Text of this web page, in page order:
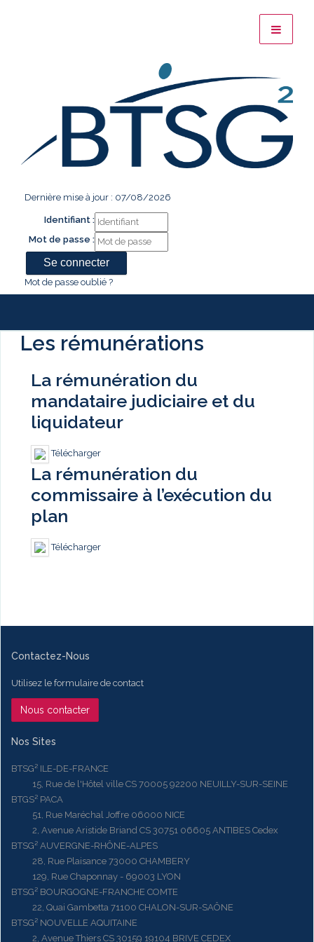
Dernière mise à jour : 07/08/2026
Identifiant :
Mot de passe :
Mot de passe oublié ?
Les rémunérations
La rémunération du
mandataire judiciaire et du
liquidateur
Télécharger
La rémunération du
commissaire à l’exécution du
plan
Télécharger
Contactez-Nous
Utilisez le formulaire de contact
Nous contacter
Nos Sites
BTSG² ILE-DE-FRANCE
15, Rue de l'Hôtel ville CS 70005 92200 NEUILLY-SUR-SEINE
BTGS² PACA
51, Rue Maréchal Joffre 06000 NICE
2, Avenue Aristide Briand CS 30751 06605 ANTIBES Cedex
BTSG² AUVERGNE-RHÔNE-ALPES
28, Rue Plaisance 73000 CHAMBERY
129, Rue Chaponnay - 69003 LYON
BTSG² BOURGOGNE-FRANCHE COMTE
22, Quai Gambetta 71100 CHALON-SUR-SAÔNE
BTSG² NOUVELLE AQUITAINE
2, Avenue Thiers CS 30159 19104 BRIVE CEDEX